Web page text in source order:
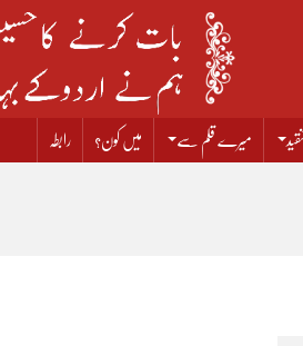
میرے قلم سے میں کون؟ رابطہ